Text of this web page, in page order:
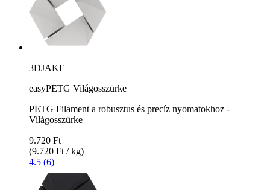
3DJAKE
easyPETG Világosszürke
PETG Filament a robusztus és precíz nyomatokhoz -
Világosszürke
9.720 Ft
(9.720 Ft / kg)
4.5 (6)